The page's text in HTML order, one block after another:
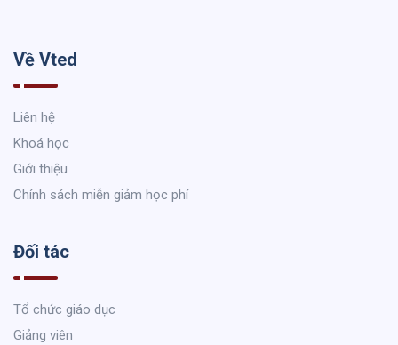
Về Vted
Liên hệ
Khoá học
Giới thiệu
Chính sách miễn giảm học phí
Đối tác
Tổ chức giáo dục
Giảng viên